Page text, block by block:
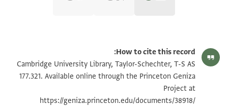
T-S AS 177.321 1v تكبير و تدوير
بيان أذونات الصورة
How to cite this record:
Cambridge University Library, Taylor-Schechter, T-S AS
177.321. Available online through the Princeton Geniza
Project at
https://geniza.princeton.edu/documents/38918/